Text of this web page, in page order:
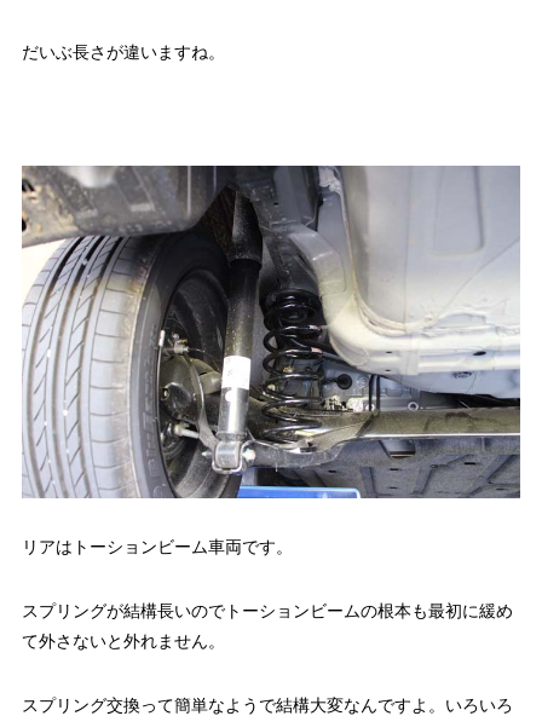
だいぶ長さが違いますね。
リアはトーションビーム車両です。
スプリングが結構長いのでトーションビームの根本も最初に緩め
て外さないと外れません。
スプリング交換って簡単なようで結構大変なんですよ。いろいろ